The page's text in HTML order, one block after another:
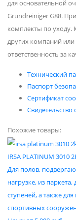
для основательной
Grundreiniger G88.
комплекты по уходу.
других компаний
ответственность за
Технический
Паспорт
Сертификат
Свидетельство
Похожие товары:
IRSA PLATINUM 3010
Для полов,
нагрузке, из
ступеней, а также
спортивных